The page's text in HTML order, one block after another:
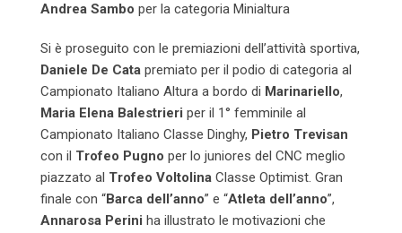
Andrea Sambo per la categoria Minialtura
Si è proseguito con le premiazioni dell’attività sportiva,
Daniele De Cata premiato per il podio di categoria al
Campionato Italiano Altura a bordo di Marinariello,
Maria Elena Balestrieri per il 1° femminile al
Campionato Italiano Classe Dinghy, Pietro Trevisan
con il Trofeo Pugno per lo juniores del CNC meglio
piazzato al Trofeo Voltolina Classe Optimist. Gran
finale con “Barca dell’anno” e “Atleta dell’anno”,
Annarosa Perini ha illustrato le motivazioni che